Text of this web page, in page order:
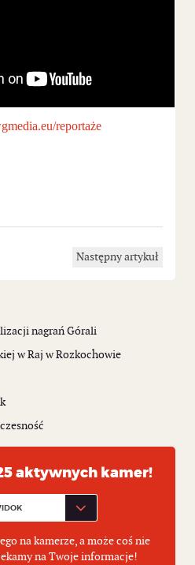
reportaże
Następny artykuł
nagrań Górali
w Raj w Rozkochowie
aktywnych kamer!
na kamerze, a może coś nie
na Twoje informacje!